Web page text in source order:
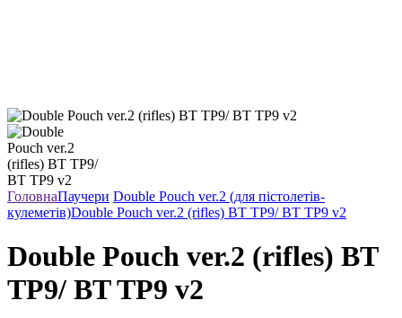
ГоловнаПаучери Double Pouch ver.2 (для пістолетів-
кулеметів)Double Pouch ver.2 (rifles) BT TP9/ BT TP9 v2
Double Pouch ver.2 (rifles) BT
TP9/ BT TP9 v2